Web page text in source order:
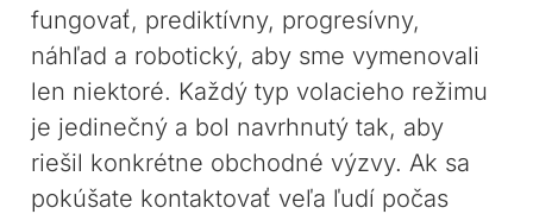
fungovať, prediktívny, progresívny,
náhľad a robotický, aby sme vymenovali
len niektoré. Každý typ volacieho režimu
je jedinečný a bol navrhnutý tak, aby
riešil konkrétne obchodné výzvy. Ak sa
pokúšate kontaktovať veľa ľudí počas